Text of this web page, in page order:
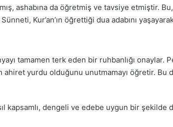
ashabına da öğretmiş ve tavsiye etmiştir.
Kur’an’ın öğrettiği dua adabını
tamamen terk eden bir ruhbanlığı onaylar.
yurdu olduğunu unutmamayı öğretir. Bu
kapsamlı, dengeli ve edebe uygun bir